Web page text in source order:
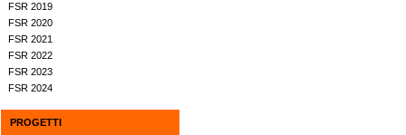
FSR 2019
FSR 2020
FSR 2021
FSR 2022
FSR 2023
FSR 2024
PROGETTI